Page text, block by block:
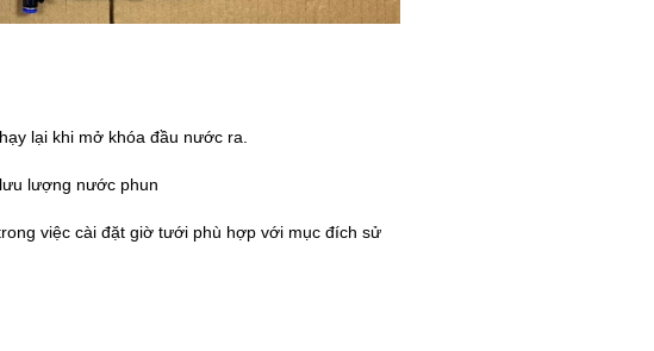
lại khi mở khóa đầu nước ra.
lượng nước phun
việc cài đặt giờ tưới phù hợp với mục đích sử